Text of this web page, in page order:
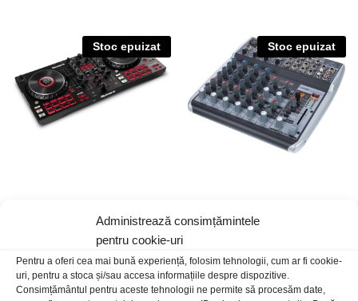
Administrează consimțămintele
pentru cookie-uri
Pentru a oferi cea mai bună experiență, folosim tehnologii, cum ar fi cookie-
uri, pentru a stoca și/sau accesa informațiile despre dispozitive.
Consimțământul pentru aceste tehnologii ne permite să procesăm date,
Stoc epuizat
/Buc
Stoc epuizat
QX1202USB